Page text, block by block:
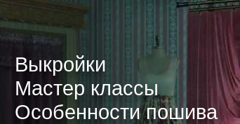
Выкройки
Мастер классы
Особенности пошива